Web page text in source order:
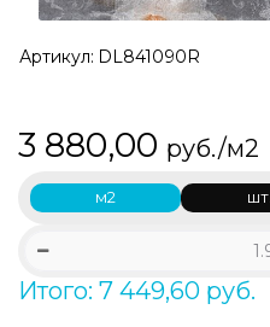
Артикул: DL841090R
3 880,00 руб./м2
м2 шт.
Итого: 7 449,60 руб.